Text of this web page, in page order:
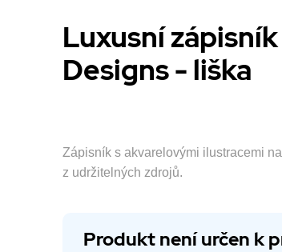
Luxusní
Designs - liška
Zápisník s akvarelovými ilustracemi
z udržitelných zdrojů.
Produkt není určen k